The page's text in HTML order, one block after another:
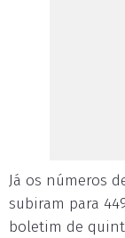
Já os números
subiram para
boletim de